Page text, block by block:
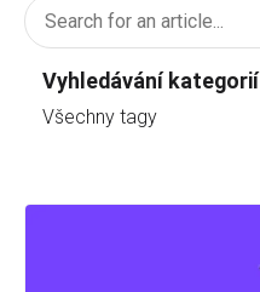
Vyhledávání kategorií
Všechny tagy